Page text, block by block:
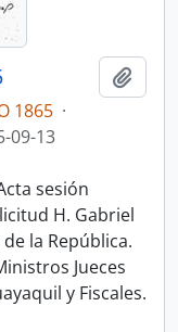
1865 ·
09-13
sesión
H. Gabriel
la República.
Jueces
y Fiscales.